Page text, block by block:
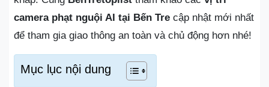
camera phạt nguội AI tại Bến Tre cập nhật mới nhất
để tham gia giao thông an toàn và chủ động hơn nhé!
Mục lục nội dung